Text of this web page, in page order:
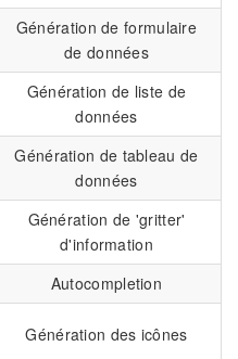
Génération de formulaire
de données
Génération de liste de
données
Génération de tableau de
données
Génération de 'gritter'
d'information
Autocompletion
Génération des icônes